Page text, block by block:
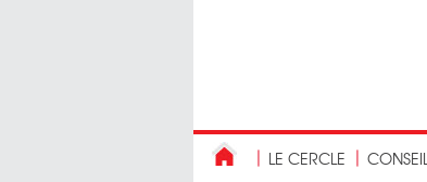
LE CERCLE